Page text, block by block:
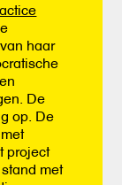
haar
De
op. De
project
met